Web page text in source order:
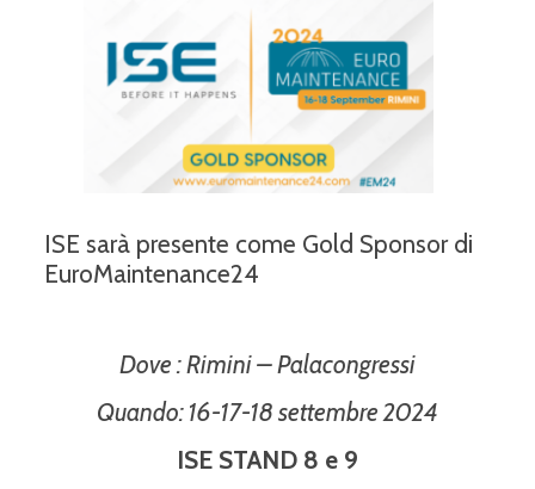
ISE sarà presente come Gold Sponsor di
EuroMaintenance24
Dove :Rimini – Palacongressi
Quando: 16-17-18 settembre 2024
ISE STAND 8 e 9